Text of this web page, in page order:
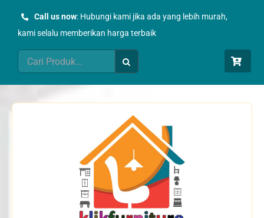
Call us now: Hubungi kami jika ada yang lebih murah,
kami selalu memberikan harga terbaik
Search
for: